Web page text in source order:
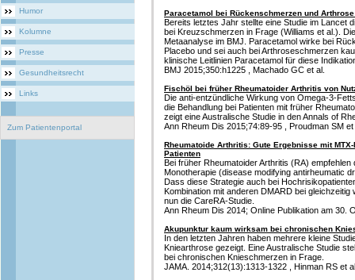
Humor
Kolumne
Presse
Gesundheitsrecht
Links
Zum Patientenportal
Paracetamol bei Rückenschmerzen und
Bereits letztes Jahr stellte eine Studie im Lancet
bei Kreuzschmerzen in Frage (Williams et al.).
Metaanalyse im BMJ. Paracetamol wirke bei
Placebo und sei auch bei Arthroseschmerzen
klinische Leitlinien Paracetamol für diese
BMJ 2015;350:h1225 , Machado GC et al.
Fischöl bei früher Rheumatoider Arthritis von
Die anti-entzündliche Wirkung von Omega-3-
die Behandlung bei Patienten mit früher
zeigt eine Australische Studie in den Annals of
Ann Rheum Dis 2015;74:89-95 , Proudman SM et
Rheumatoide Arthritis: Gute Ergebnisse mit
Patienten
Bei früher Rheumatoider Arthritis (RA) empfehlen
Monotherapie (disease modifying antirheumatic
Dass diese Strategie auch bei
Kombination mit anderen DMARD bei
nun die CareRA-Studie.
Ann Rheum Dis 2014; Online Publikation am 30.
Akupunktur kaum wirksam bei chronischen
In den letzten Jahren haben mehrere kleine
Kniearthrose gezeigt. Eine Australische Studie
bei chronischen Knieschmerzen in Frage.
JAMA. 2014;312(13):1313-1322 , Hinman RS et